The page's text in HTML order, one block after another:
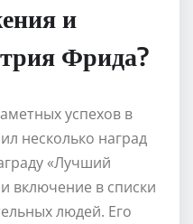
и
Фрида?
успехов в
несколько наград
«Лучший
включение в списки
людей. Его